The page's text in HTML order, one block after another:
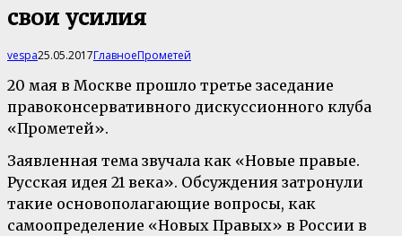
свои усилия
vespa25.05.2017ГлавноеПрометей
20 мая в Москве прошло третье заседание
правоконсервативного дискуссионного клуба
«Прометей».
Заявленная тема звучала как «Новые правые.
Русская идея 21 века». Обсуждения затронули
такие основополагающие вопросы, как
самоопределение «Новых Правых» в России в